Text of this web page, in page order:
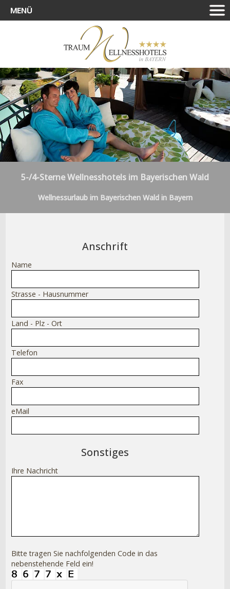
MENÜ
5-/4-Sterne Wellnesshotels im Bayerischen Wald
Wellnessurlaub im Bayerischen Wald in Bayern
Anschrift
Name
Strasse - Hausnummer
Land - Plz - Ort
Telefon
Fax
eMail
Sonstiges
Ihre Nachricht
Bitte tragen Sie nachfolgenden Code in das
nebenstehende Feld ein!